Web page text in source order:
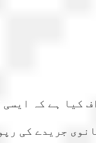
کیا ہے کہ
جریدے کی